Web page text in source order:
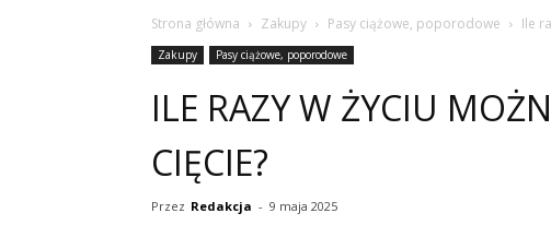
Strona główna Zakupy Pasy ciążowe, poporodowe Ile
Zakupy Pasy ciążowe, poporodowe
ILE RAZY W ŻYCIU
CIĘCIE?
Przez Redakcja - 9 maja 2025